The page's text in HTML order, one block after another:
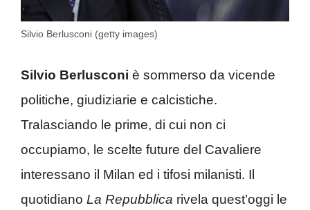
Silvio Berlusconi (getty images)
Silvio Berlusconi è sommerso da vicende
politiche, giudiziarie e calcistiche.
Tralasciando le prime, di cui non ci
occupiamo, le scelte future del Cavaliere
interessano il Milan ed i tifosi milanisti. Il
quotidiano La Repubblica rivela quest’oggi le